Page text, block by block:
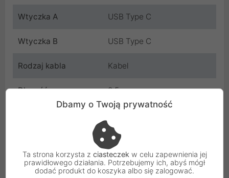
Wtyczka A USB Type C
Wtyczka B USB Type C
Rodzaj kabla Kabel
Długość 0.5 m
500 mm
Producent Lanberg
Dbamy o Twoją prywatność
Ta strona korzysta z ciasteczek w celu zapewnienia jej
prawidłowego działania. Potrzebujemy ich, abyś mógł
dodać produkt do koszyka albo się zalogować.